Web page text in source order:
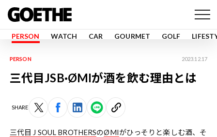
PERSON WATCH CAR GOURMET GOLF
PERSON 2023.12.17
三代目JSB·ØMIが酒を飲む理由とは
SHARE
三代目 J SOUL BROTHERSのØMIがひっそりと楽しむ酒、そ